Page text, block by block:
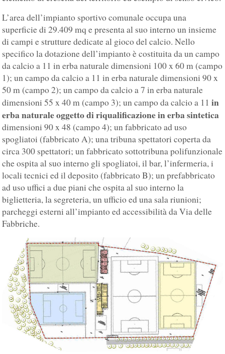
L’area dell’impianto sportivo comunale occupa una
superficie di 29.409 mq e presenta al suo interno un insieme
di campi e strutture dedicate al gioco del calcio. Nello
specifico la dotazione dell’impianto è costituita da un campo
da calcio a 11 in erba naturale dimensioni 100 x 60 m (campo
1); un campo da calcio a 11 in erba naturale dimensioni 90 x
50 m (campo 2); un campo da calcio a 7 in erba naturale
dimensioni 55 x 40 m (campo 3); un campo da calcio a 11in
erba naturale oggetto di riqualificazione in erba sintetica
dimensioni 90 x 48 (campo 4); un fabbricato ad uso
spogliatoi (fabbricato A); una tribuna spettatori coperta da
circa 300 spettatori; un fabbricato sottotribuna polifunzionale
che ospita al suo interno gli spogliatoi, il bar, l’infermeria, i
locali tecnici ed il deposito (fabbricato B); un prefabbricato
ad uso uffici a due piani che ospita al suo interno la
biglietteria, la segreteria, un ufficio ed una sala riunioni;
parcheggi esterni all’impianto ed accessibilità da Via delle
Fabbriche.